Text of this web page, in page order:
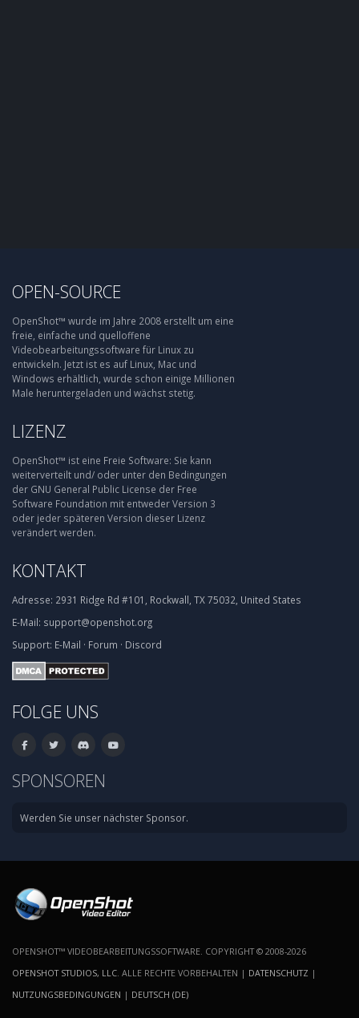
OPEN-SOURCE
OpenShot™ wurde im Jahre 2008 erstellt um eine
freie, einfache und quelloffene
Videobearbeitungssoftware für Linux zu
entwickeln. Jetzt ist es auf Linux, Mac und
Windows erhältlich, wurde schon einige Millionen
Male heruntergeladen und wächst stetig.
LIZENZ
OpenShot™ ist eine Freie Software: Sie kann
weiterverteilt und/ oder unter den Bedingungen
der GNU General Public License der Free
Software Foundation mit entweder Version 3
oder jeder späteren Version dieser Lizenz
verändert werden.
KONTAKT
Adresse: 2931 Ridge Rd #101, Rockwall, TX 75032, United States
E-Mail: support@openshot.org
Support: E-Mail · Forum · Discord
FOLGE UNS
SPONSOREN
Werden Sie unser nächster Sponsor.
OPENSHOT™ VIDEOBEARBEITUNGSSOFTWARE. COPYRIGHT © 2008-2026
OPENSHOT STUDIOS, LLC . ALLE RECHTE VORBEHALTEN | DATENSCHUTZ |
NUTZUNGSBEDINGUNGEN | DEUTSCH (DE)